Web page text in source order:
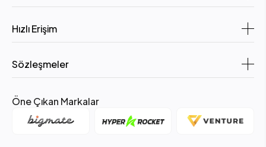
Hızlı Erişim
Sözleşmeler
Öne Çıkan Markalar